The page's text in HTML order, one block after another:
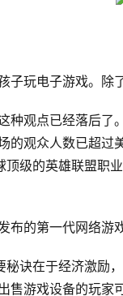
子玩电子游戏。除
种观点已经落后
的观众人数已超过
级的英雄联盟职
布的第一代网络游
秘诀在于经济激励
售游戏设备的玩家